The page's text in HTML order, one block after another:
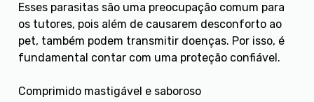
Esses parasitas são uma preocupação comum para
os tutores, pois além de causarem desconforto ao
pet, também podem transmitir doenças. Por isso, é
fundamental contar com uma proteção confiável.
Comprimido mastigável e saboroso